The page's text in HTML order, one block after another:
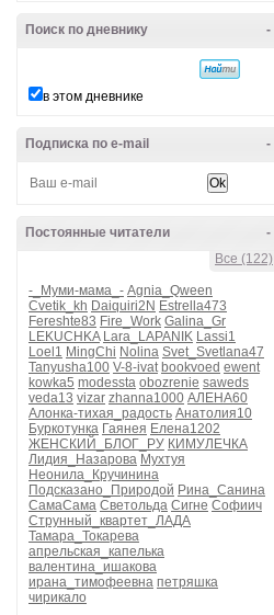
-
Поиск по дневнику
в этом дневнике
-
Подписка по e-mail
-
Постоянные читатели
Все (122)
-_Муми-мама_- Agnia_Qween
Cvetik_kh Daiquiri2N Estrella473
Fereshte83 Fire_Work Galina_Gr
LEKUCHKA Lara_LAPANIK Lassi1
Loel1 MingChi Nolina Svet_Svetlana47
Tanyusha100 V-8-ivat bookvoed ewent
kowka5 modessta obozrenie saweds
veda13 vizar zhanna1000 АЛЕНА60
Алонка-тихая_радость Анатолия10
Буркотунка Гаянея Елена1202
ЖЕНСКИЙ_БЛОГ_РУ КИМУЛЕЧКА
Лидия_Назарова Мухтуя
Неонила_Кручинина
Подсказано_Природой Рина_Санина
СамаСама Светольда Сигне Софиич
Струнный_квартет_ЛАДА
Тамара_Токарева
апрельская_капелька
валентина_ишакова
ирана_тимофеевна петряшка
чирикало